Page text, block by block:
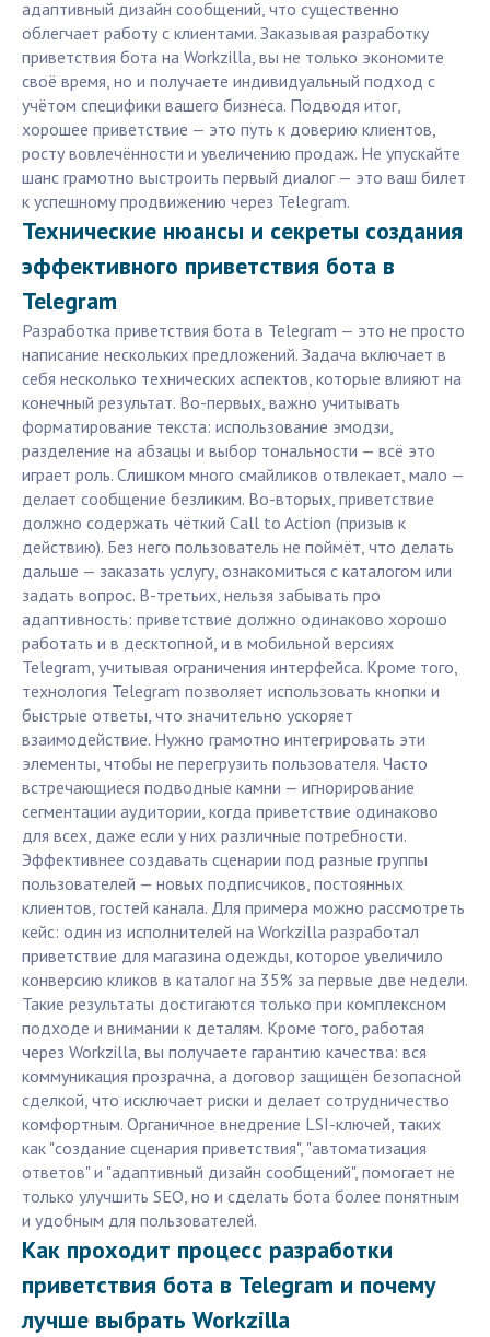
адаптивный дизайн сообщений, что существенно
облегчает работу с клиентами. Заказывая разработку
приветствия бота на Workzilla, вы не только экономите
своё время, но и получаете индивидуальный подход с
учётом специфики вашего бизнеса. Подводя итог,
хорошее приветствие — это путь к доверию клиентов,
росту вовлечённости и увеличению продаж. Не упускайте
шанс грамотно выстроить первый диалог — это ваш билет
к успешному продвижению через Telegram.
Технические нюансы и секреты создания
эффективного приветствия бота в
Telegram
Разработка приветствия бота в Telegram — это не просто
написание нескольких предложений. Задача включает в
себя несколько технических аспектов, которые влияют на
конечный результат. Во-первых, важно учитывать
форматирование текста: использование эмодзи,
разделение на абзацы и выбор тональности — всё это
играет роль. Слишком много смайликов отвлекает, мало —
делает сообщение безликим. Во-вторых, приветствие
должно содержать чёткий Call to Action (призыв к
действию). Без него пользователь не поймёт, что делать
дальше — заказать услугу, ознакомиться с каталогом или
задать вопрос. В-третьих, нельзя забывать про
адаптивность: приветствие должно одинаково хорошо
работать и в десктопной, и в мобильной версиях
Telegram, учитывая ограничения интерфейса. Кроме того,
технология Telegram позволяет использовать кнопки и
быстрые ответы, что значительно ускоряет
взаимодействие. Нужно грамотно интегрировать эти
элементы, чтобы не перегрузить пользователя. Часто
встречающиеся подводные камни — игнорирование
сегментации аудитории, когда приветствие одинаково
для всех, даже если у них различные потребности.
Эффективнее создавать сценарии под разные группы
пользователей — новых подписчиков, постоянных
клиентов, гостей канала. Для примера можно рассмотреть
кейс: один из исполнителей на Workzilla разработал
приветствие для магазина одежды, которое увеличило
конверсию кликов в каталог на 35% за первые две недели.
Такие результаты достигаются только при комплексном
подходе и внимании к деталям. Кроме того, работая
через Workzilla, вы получаете гарантию качества: вся
коммуникация прозрачна, а договор защищён безопасной
сделкой, что исключает риски и делает сотрудничество
комфортным. Органичное внедрение LSI-ключей, таких
как "создание сценария приветствия", "автоматизация
ответов" и "адаптивный дизайн сообщений", помогает не
только улучшить SEO, но и сделать бота более понятным
и удобным для пользователей.
Как проходит процесс разработки
приветствия бота в Telegram и почему
лучше выбрать Workzilla